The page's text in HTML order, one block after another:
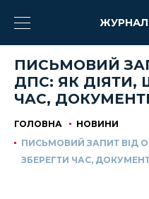
ЖУРНАЛ
ПИСЬМОВИЙ
ДПС: ЯК ДІЯТИ,
ЧАС,
ГОЛОВНА
НОВИНИ
ПИСЬМОВИЙ ЗАПИТ ВІД
ЗБЕРЕГТИ ЧАС,